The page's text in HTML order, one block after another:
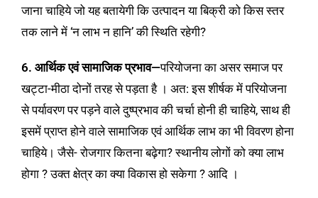
जाना चाहिये जो यह बतायेगी कि उत्पादन या बिक्री को किस स्तर
तक लाने में ‘न लाभ न हानि’ की स्थिति रहेगी?
6. आर्थिक एवं सामाजिक प्रभाव—परियोजना का असर समाज पर
खट्टा-मीठा दोनों तरह से पड़ता है । अत: इस शीर्षक में परियोजना
से पर्यावरण पर पड़ने वाले दुष्प्रभाव की चर्चा होनी ही चाहिये, साथ ही
इसमें प्राप्त होने वाले सामाजिक एवं आर्थिक लाभ का भी विवरण होना
चाहिये। जैसे- रोजगार कितना बढ़ेगा? स्थानीय लोगों को क्या लाभ
होगा ? उक्त क्षेत्र का क्या विकास हो सकेगा ? आदि ।